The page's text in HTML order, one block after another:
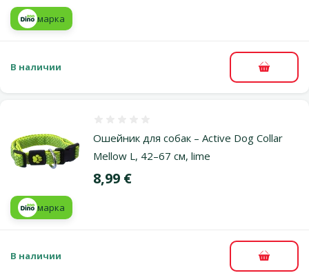
марка
В наличии В
Ошейник для собак – Active Dog Collar
Mellow L, 42–67 см, lime
Цена
8,99 €
марка
В наличии В